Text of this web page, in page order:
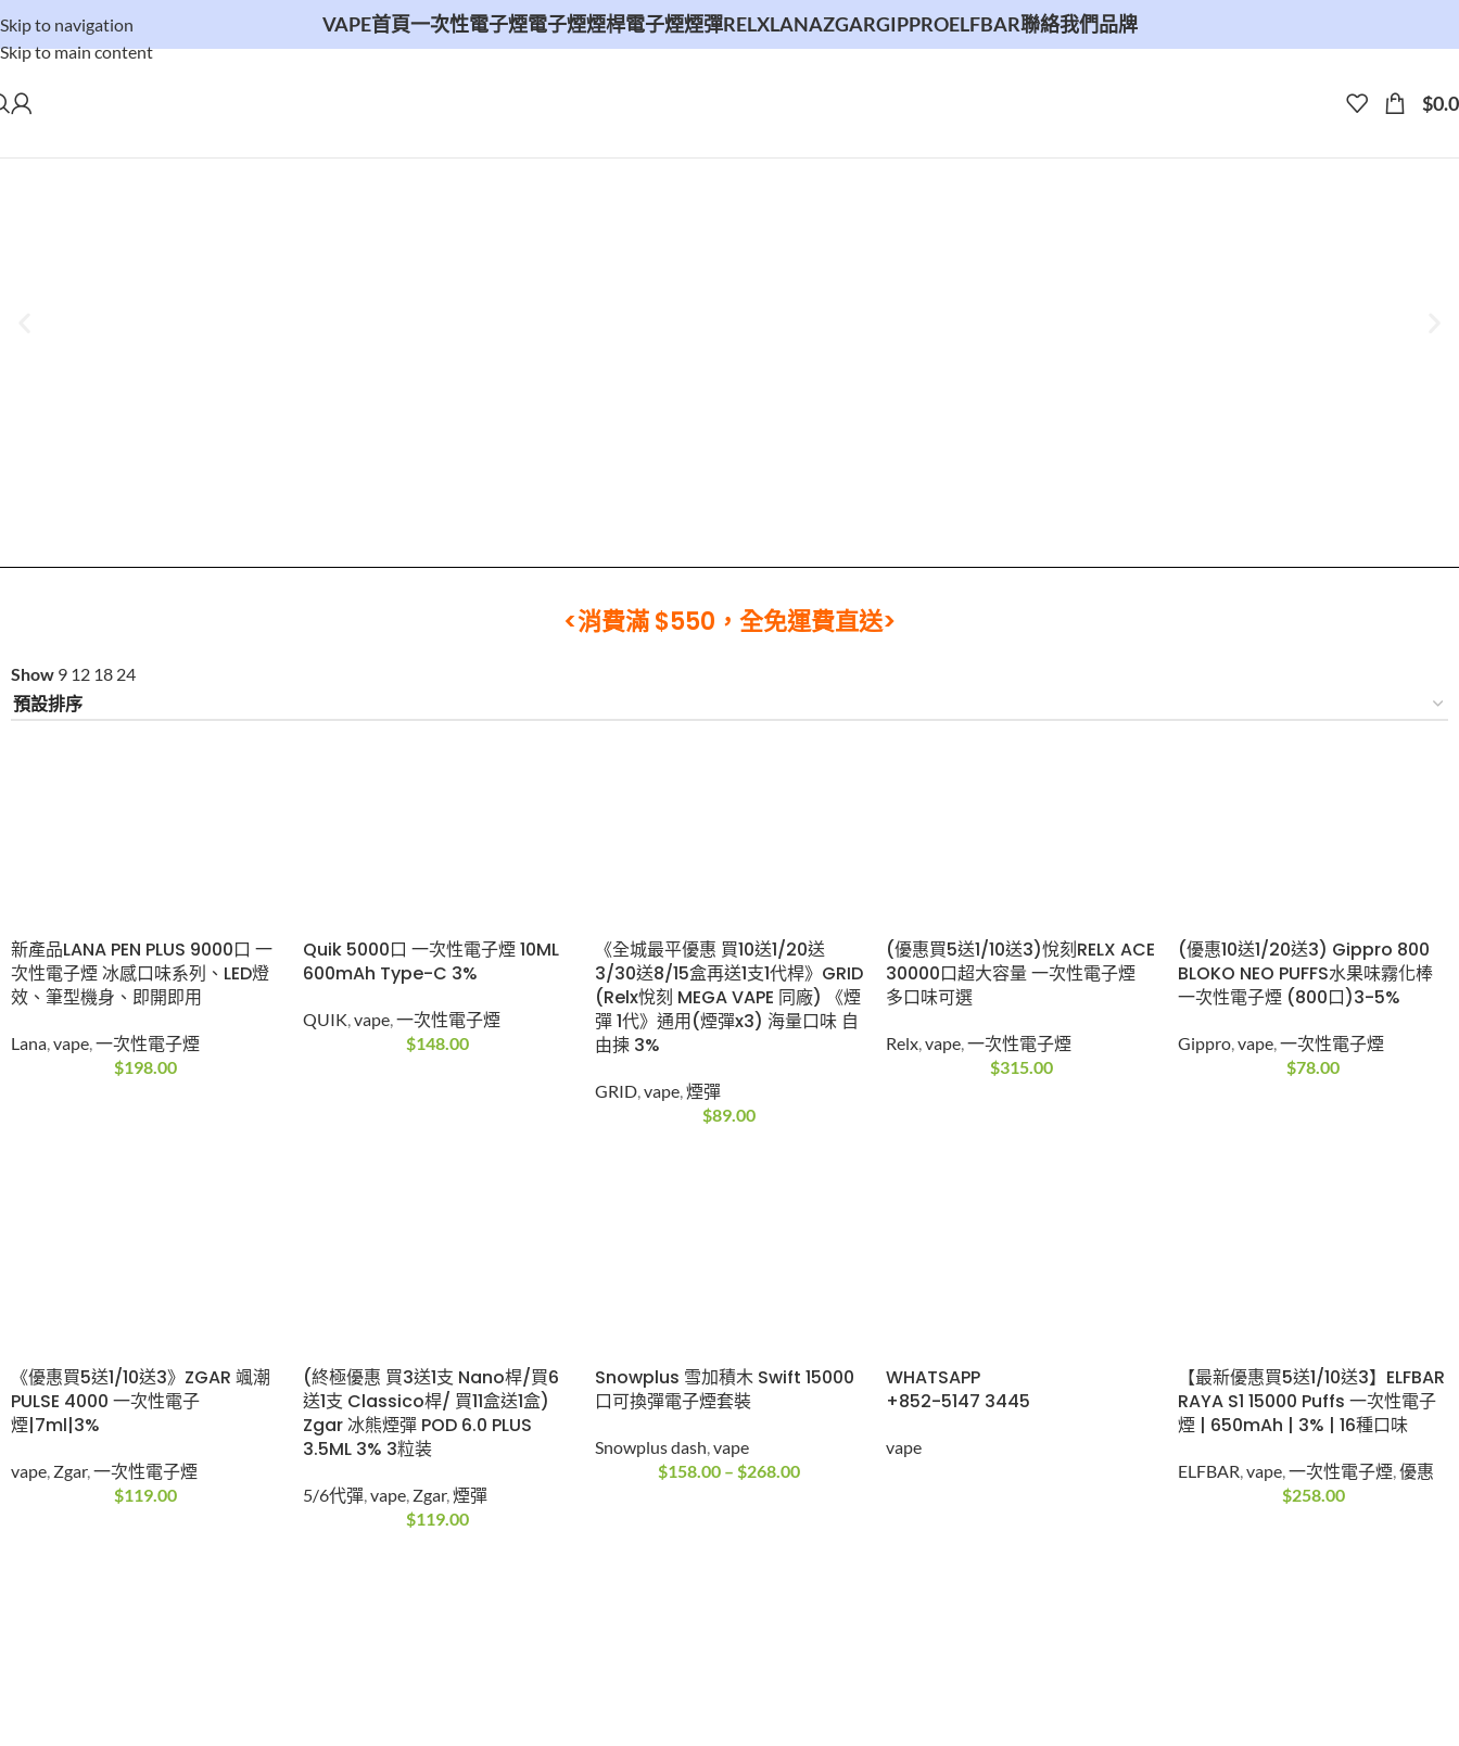
Skip to navigation
Skip to main content
VAPE首頁一次性電子煙電子煙煙桿電子煙煙彈RELXLANAZGARGIPPROELFBAR聯絡我們品牌
$
<消費滿 $550，全免運費直送>
Show 9 12 18 24
新產品LANA PEN PLUS 9000口 一
次性電子煙 冰感口味系列、LED燈
效、筆型機身、即開即用
Lana,vape,一次性電子煙
$198.00
Quik 5000口 一次性電子煙 10ML
600mAh Type-C 3%
QUIK,vape,一次性電子煙
$148.00
《全城最平優惠 買10送1/20送
3/30送8/15盒再送1支1代桿》GRID
(Relx悅刻 MEGA VAPE 同廠) 《煙
彈 1代》通用(煙彈x3) 海量口味 自
由揀 3%
GRID, vape, 煙彈
$89.00
(優惠買5送1/10送3)悅刻RELX ACE
30000口超大容量 一次性電子煙
多口味可選
Relx,vape,一次性電子煙
$315.00
(優惠10送1/20送3) Gippro 800
BLOKO NEO PUFFS水果味霧化棒
一次性電子煙 (800口)3-5%
Gippro,vape,一次性電子煙
$78.00
《優惠買5送1/10送3》ZGAR 颯潮
PULSE 4000 一次性電子
煙|7ml|3%
vape Zgar, 一次性電子煙
$119.00
(終極優惠 買3送1支 Nano桿/買6
送1支 Classico桿/ 買11盒送1盒)
Zgar 冰熊煙彈 POD 6.0 PLUS
3.5ML 3% 3粒装
5/6代彈 vape, Zgar, 煙彈
$119.00
Snowplus 雪加積木 Swift 15000
口可換彈電子煙套裝
Snowplus dash vape
$158.00 – $268.00
WHATSAPP
+852-5147 3445
vape
【最新優惠買5送1/10送3】ELFBAR
RAYA S1 15000 Puffs 一次性電子
煙 | 650mAh | 3% | 16種口味
ELFBAR vape 一次性電子煙 優惠
$258.00